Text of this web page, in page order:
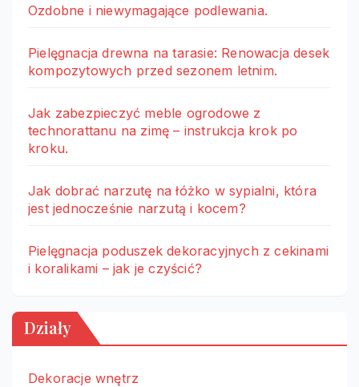
Ozdobne i niewymagające podlewania.
Pielęgnacja drewna na tarasie: Renowacja desek
kompozytowych przed sezonem letnim.
Jak zabezpieczyć meble ogrodowe z
technorattanu na zimę – instrukcja krok po
kroku.
Jak dobrać narzutę na łóżko w sypialni, która
jest jednocześnie narzutą i kocem?
Pielęgnacja poduszek dekoracyjnych z cekinami
i koralikami – jak je czyścić?
Działy
Dekoracje wnętrz